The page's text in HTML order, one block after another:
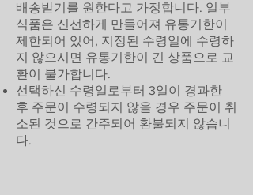
배송받기를 원한다고 가정합니다. 일부
식품은 신선하게 만들어져 유통기한이
제한되어 있어, 지정된 수령일에 수령하
지 않으시면 유통기한이 긴 상품으로 교
환이 불가합니다.
선택하신 수령일로부터 3일이 경과한
후 주문이 수령되지 않을 경우 주문이 취
소된 것으로 간주되어 환불되지 않습니
다.